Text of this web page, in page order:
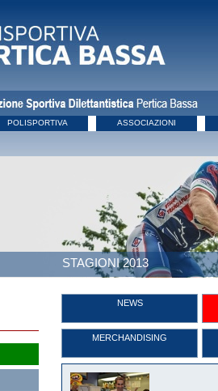
POLISPORTIVA ASSOCIAZIONI
STAGIONI 2013
NEWS
MERCHANDISING